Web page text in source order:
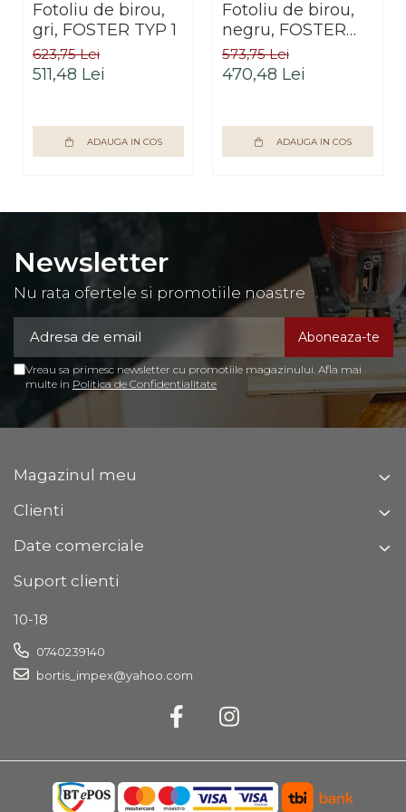
Fotoliu de birou,
gri, FOSTER TYP 1
623,75 Lei
511,48 Lei
ADAUGA IN COS
Fotoliu de birou,
negru, FOSTER
TYP 1
573,75 Lei
470,48 Lei
ADAUGA IN COS
Newsletter
Nu rata ofertele si promotiile noastre
Vreau sa primesc newsletter cu promotiile magazinului. Afla mai
multe in Politica de Confidentialitate
Magazinul meu
Clienti
Date comerciale
Suport clienti
10-18
0740239140
bortis_impex@yahoo.com